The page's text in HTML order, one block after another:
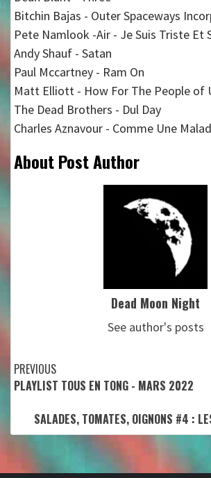
Bitchin Bajas - Outer Spaceways
Pete Namlook -Air - Je Suis Triste Et
Andy Shauf - Satan
Paul Mccartney - Ram On
Matt Elliott - How For The People of
The Dead Brothers - Dul Day
Charles Aznavour - Comme Une
About Post Author
Dead Moon Night
See author's posts
Continue
Reading
PREVIOUS
PLAYLIST TOUS EN TONG - MARS 2022
SALADES, TOMATES, OIGNONS #4 :